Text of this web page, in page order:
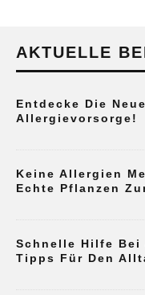
AKTUELLE
Entdecke Die
Allergievorsorge!
Keine Allergien
Echte Pflanzen
Schnelle Hilfe Bei
Tipps Für Den